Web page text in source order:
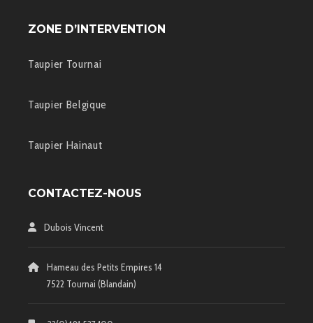
ZONE D’INTERVENTION
Taupier Tournai
Taupier Belgique
Taupier Hainaut
CONTACTEZ-NOUS
Dubois Vincent
Hameau des Petits Empires 14
7522 Tournai (Blandain)